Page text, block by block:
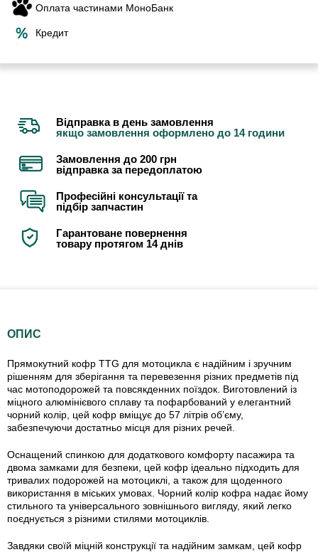
Оплата частинами МоноБанк
Кредит
Відправка в день замовлення
якщо замовлення оформлено до 14 години
Замовлення до 200 грн
відправка за передоплатою
Професійні консультації та
підбір запчастин
Гарантоване повернення
товару протягом 14 днів
ОПИС
Прямокутний кофр TTG для мотоцикла є надійним і зручним
рішенням для зберігання та перевезення різних предметів під
час мотоподорожей та повсякденних поїздок. Виготовлений із
міцного алюмінієвого сплаву та пофарбований у елегантний
чорний колір, цей кофр вміщує до 57 літрів об’єму,
забезпечуючи достатньо місця для різних речей.
Оснащений спинкою для додаткового комфорту пасажира та
двома замками для безпеки, цей кофр ідеально підходить для
тривалих подорожей на мотоциклі, а також для щоденного
використання в міських умовах. Чорний колір кофра надає йому
стильного та універсального зовнішнього вигляду, який легко
поєднується з різними стилями мотоциклів.
Завдяки своїй міцній конструкції та надійним замкам, цей кофр